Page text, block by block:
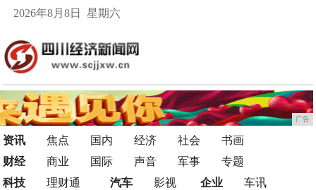
2026年8月8日 星期六
广告
资讯 焦点 国内 经济 社会
书画
财经
商业 国际 声音 军事
专题
科技
理财通
汽车
影视
企业
车讯